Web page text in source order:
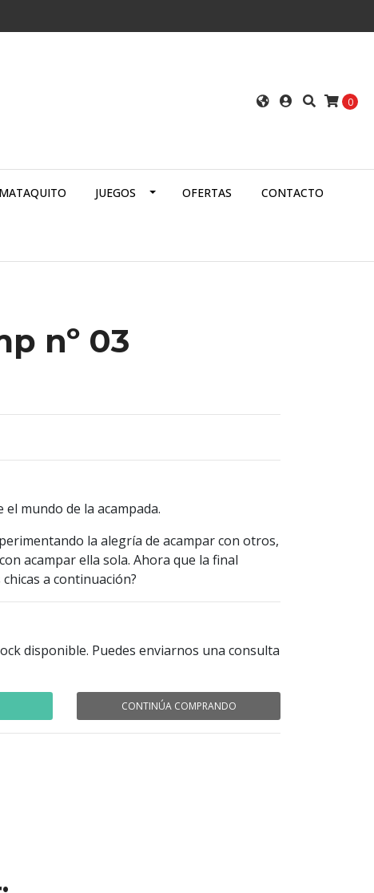
0
JUEGOS OFERTAS CONTACTO
nº 03
mundo de la acampada.
la alegría de acampar con otros,
acampar ella sola. Ahora que la final
a continuación?
disponible. Puedes enviarnos una consulta
CONTINÚA COMPRANDO